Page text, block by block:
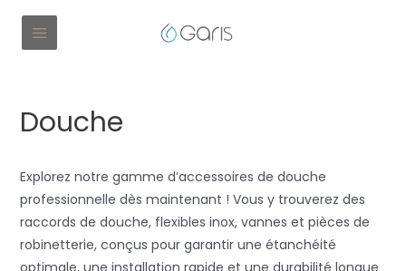
Douche
Explorez notre gamme d’accessoires de douche
professionnelle dès maintenant ! Vous y trouverez des
raccords de douche, flexibles inox, vannes et pièces de
robinetterie, conçus pour garantir une étanchéité
optimale, une installation rapide et une durabilité longue